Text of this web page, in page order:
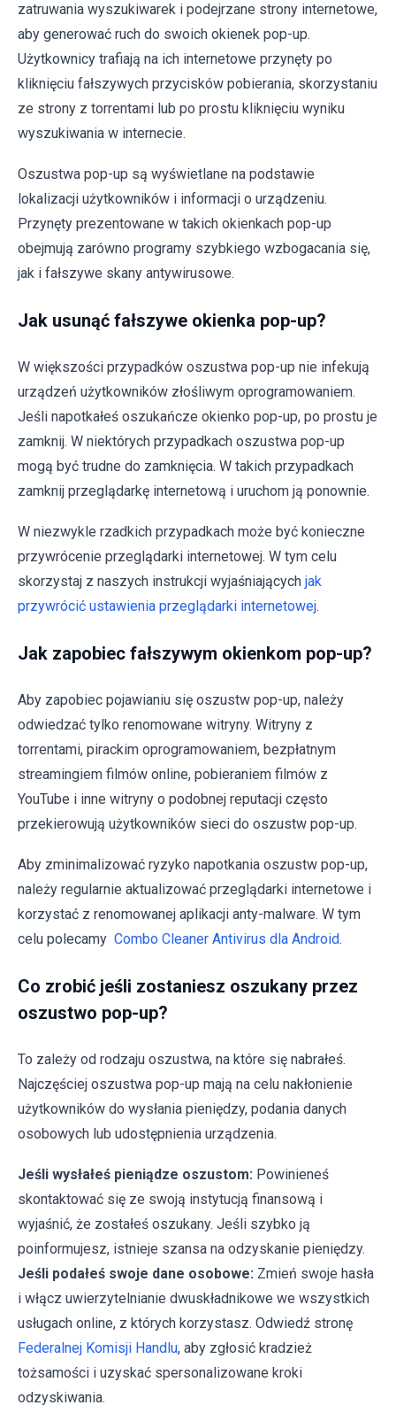
zatruwania wyszukiwarek i podejrzane strony internetowe,
aby generować ruch do swoich okienek pop-up.
Użytkownicy trafiają na ich internetowe przynęty po
kliknięciu fałszywych przycisków pobierania, skorzystaniu
ze strony z torrentami lub po prostu kliknięciu wyniku
wyszukiwania w internecie.
Oszustwa pop-up są wyświetlane na podstawie
lokalizacji użytkowników i informacji o urządzeniu.
Przynęty prezentowane w takich okienkach pop-up
obejmują zarówno programy szybkiego wzbogacania się,
jak i fałszywe skany antywirusowe.
Jak usunąć fałszywe okienka pop-up?
W większości przypadków oszustwa pop-up nie infekują
urządzeń użytkowników złośliwym oprogramowaniem.
Jeśli napotkałeś oszukańcze okienko pop-up, po prostu je
zamknij. W niektórych przypadkach oszustwa pop-up
mogą być trudne do zamknięcia. W takich przypadkach
zamknij przeglądarkę internetową i uruchom ją ponownie.
W niezwykle rzadkich przypadkach może być konieczne
przywrócenie przeglądarki internetowej. W tym celu
skorzystaj z naszych instrukcji wyjaśniających jak
przywrócić ustawienia przeglądarki internetowej.
Jak zapobiec fałszywym okienkom pop-up?
Aby zapobiec pojawianiu się oszustw pop-up, należy
odwiedzać tylko renomowane witryny. Witryny z
torrentami, pirackim oprogramowaniem, bezpłatnym
streamingiem filmów online, pobieraniem filmów z
YouTube i inne witryny o podobnej reputacji często
przekierowują użytkowników sieci do oszustw pop-up.
Aby zminimalizować ryzyko napotkania oszustw pop-up,
należy regularnie aktualizować przeglądarki internetowe i
korzystać z renomowanej aplikacji anty-malware. W tym
celu polecamy Combo Cleaner Antivirus dla Android.
Co zrobić jeśli zostaniesz oszukany przez
oszustwo pop-up?
To zależy od rodzaju oszustwa, na które się nabrałeś.
Najczęściej oszustwa pop-up mają na celu nakłonienie
użytkowników do wysłania pieniędzy, podania danych
osobowych lub udostępnienia urządzenia.
Jeśli wysłałeś pieniądze oszustom: Powinieneś
skontaktować się ze swoją instytucją finansową i
wyjaśnić, że zostałeś oszukany. Jeśli szybko ją
poinformujesz, istnieje szansa na odzyskanie pieniędzy.
Jeśli podałeś swoje dane osobowe: Zmień swoje hasła
i włącz uwierzytelnianie dwuskładnikowe we wszystkich
usługach online, z których korzystasz. Odwiedź stronę
Federalnej Komisji Handlu, aby zgłosić kradzież
tożsamości i uzyskać spersonalizowane kroki
odzyskiwania.